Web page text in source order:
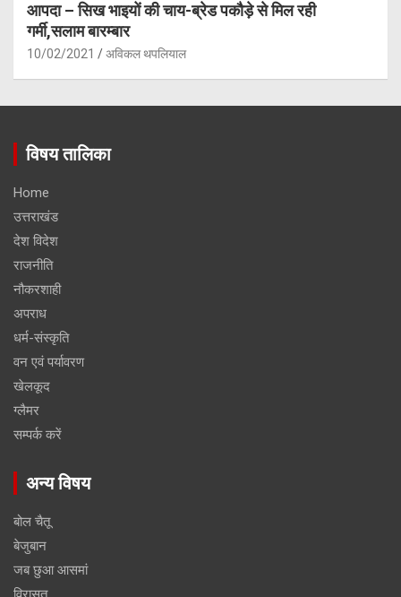
आपदा – सिख भाइयों की चाय-ब्रेड पकौड़े से मिल रही
गर्मी,सलाम बारम्बार
10/02/2021 अविकल थपलियाल
विषय तालिका
Home
उत्तराखंड
देश विदेश
राजनीति
नौकरशाही
अपराध
धर्म-संस्कृति
वन एवं पर्यावरण
खेलकूद
ग्लैमर
सम्पर्क करें
अन्य विषय
बोल चैतू
बेजुबान
जब छुआ आसमां